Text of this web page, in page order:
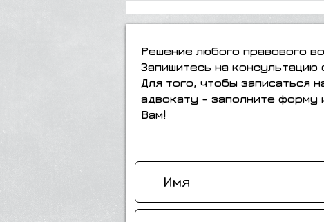
Решение любого правового
Запишитесь на консультацию
Для того, чтобы записаться
адвокату - заполните форму
Вам!